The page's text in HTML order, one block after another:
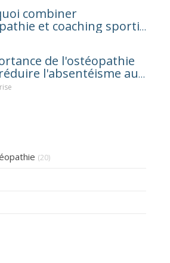
combiner
et coaching sportif
blessure ?
de l'ostéopathie
l'absentéisme au
(20)